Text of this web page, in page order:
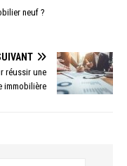
neuf ?
réussir une
immobilière